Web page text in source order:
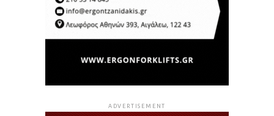
ADVERTISEMENT